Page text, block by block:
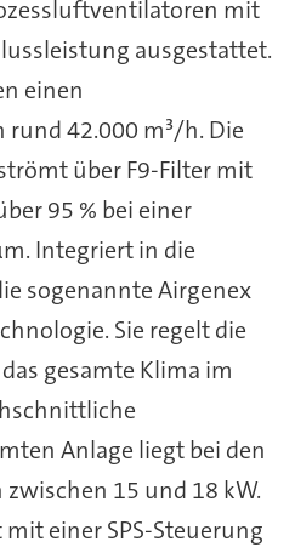
mit
ausgestattet.
einen
42.000 m³/h. Die
über F9-Filter mit
95 % bei einer
Integriert in die
sogenannte Airgenex
Sie regelt die
gesamte Klima im
Anlage liegt bei den
15 und 18 kW.
einer SPS-Steuerung